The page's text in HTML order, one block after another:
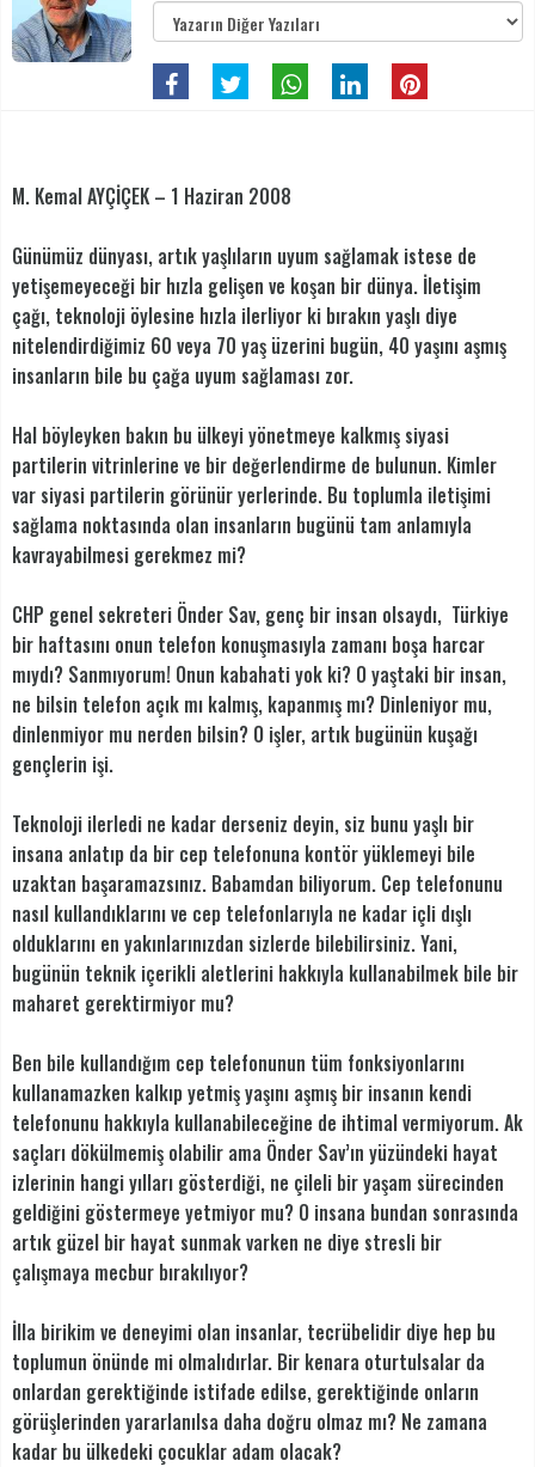
M. Kemal AYÇİÇEK – 1 Haziran 2008
Günümüz dünyası, artık yaşlıların uyum sağlamak istese de
yetişemeyeceği bir hızla gelişen ve koşan bir dünya. İletişim
çağı, teknoloji öylesine hızla ilerliyor ki bırakın yaşlı diye
nitelendirdiğimiz 60 veya 70 yaş üzerini bugün, 40 yaşını aşmış
insanların bile bu çağa uyum sağlaması zor.
Hal böyleyken bakın bu ülkeyi yönetmeye kalkmış siyasi
partilerin vitrinlerine ve bir değerlendirme de bulunun. Kimler
var siyasi partilerin görünür yerlerinde. Bu toplumla iletişimi
sağlama noktasında olan insanların bugünü tam anlamıyla
kavrayabilmesi gerekmez mi?
CHP genel sekreteri Önder Sav, genç bir insan olsaydı, Türkiye
bir haftasını onun telefon konuşmasıyla zamanı boşa harcar
mıydı? Sanmıyorum! Onun kabahati yok ki? O yaştaki bir insan,
ne bilsin telefon açık mı kalmış, kapanmış mı? Dinleniyor mu,
dinlenmiyor mu nerden bilsin? O işler, artık bugünün kuşağı
gençlerin işi.
Teknoloji ilerledi ne kadar derseniz deyin, siz bunu yaşlı bir
insana anlatıp da bir cep telefonuna kontör yüklemeyi bile
uzaktan başaramazsınız. Babamdan biliyorum. Cep telefonunu
nasıl kullandıklarını ve cep telefonlarıyla ne kadar içli dışlı
olduklarını en yakınlarınızdan sizlerde bilebilirsiniz. Yani,
bugünün teknik içerikli aletlerini hakkıyla kullanabilmek bile bir
maharet gerektirmiyor mu?
Ben bile kullandığım cep telefonunun tüm fonksiyonlarını
kullanamazken kalkıp yetmiş yaşını aşmış bir insanın kendi
telefonunu hakkıyla kullanabileceğine de ihtimal vermiyorum. Ak
saçları dökülmemiş olabilir ama Önder Sav’ın yüzündeki hayat
izlerinin hangi yılları gösterdiği, ne çileli bir yaşam sürecinden
geldiğini göstermeye yetmiyor mu? O insana bundan sonrasında
artık güzel bir hayat sunmak varken ne diye stresli bir
çalışmaya mecbur bırakılıyor?
İlla birikim ve deneyimi olan insanlar, tecrübelidir diye hep bu
toplumun önünde mi olmalıdırlar. Bir kenara oturtulsalar da
onlardan gerektiğinde istifade edilse, gerektiğinde onların
görüşlerinden yararlanılsa daha doğru olmaz mı? Ne zamana
kadar bu ülkedeki çocuklar adam olacak?